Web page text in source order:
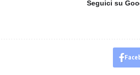
Seguici su